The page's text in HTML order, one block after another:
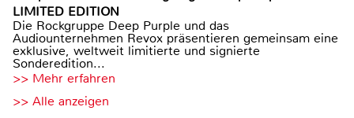
LIMITED EDITION
Die Rockgruppe Deep Purple und das
Audiounternehmen Revox präsentieren gemeinsam eine
exklusive, weltweit limitierte und signierte
Sonderedition...
>> Mehr erfahren
>> Alle anzeigen